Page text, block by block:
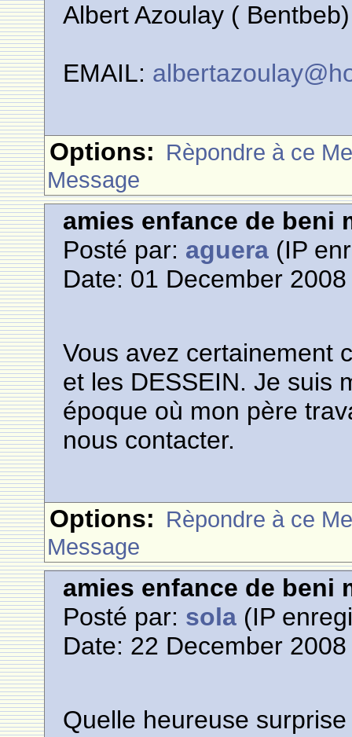
Albert Azoulay ( Bentbeb)
EMAIL:
Options: Rèpondre à ce
Message
amies enfance de beni
Posté par: aguera (IP
Date: 01 December
Vous avez certainement
et les DESSEIN. Je suis
époque où mon père
nous contacter.
Options: Rèpondre à ce
Message
amies enfance de beni
Posté par: sola (IP
Date: 22 December
Quelle heureuse